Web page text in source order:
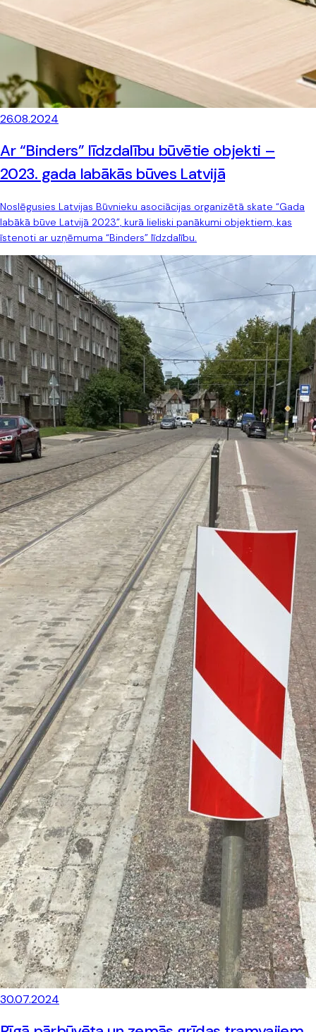
26.08.2024
Ar “Binders” līdzdalību būvētie objekti –
2023. gada labākās būves Latvijā
Noslēgusies Latvijas Būvnieku asociācijas organizētā skate “Gada
labākā būve Latvijā 2023”, kurā lieliski panākumi objektiem, kas
īstenoti ar uzņēmuma “Binders” līdzdalību.
30.07.2024